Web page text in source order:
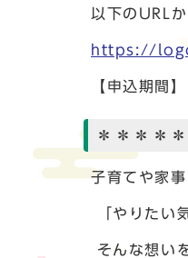
以下のURL
https://
【申込期間
＊＊＊＊
子育てや家
「やりたい
そんな想い